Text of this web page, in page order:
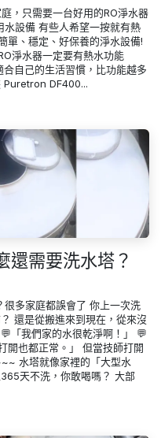
，只需要一台好用的RO淨水器
設備 有些人希望一按就有熱
單、穩定、好保養的淨水設備!
淨水器一定要有熱水功能
自己的生活習慣，比功能越多
Puretron DF400...
還需要洗水塔？
很多家庭都誤會了 你上一次洗
還是從搬進來到現在，從來沒
「我們家的水很乾淨啊！」 💬
開也都正常。」 但當技師打開
水塔就像家裡的「大型水
天不洗，你敢喝嗎？ 大部